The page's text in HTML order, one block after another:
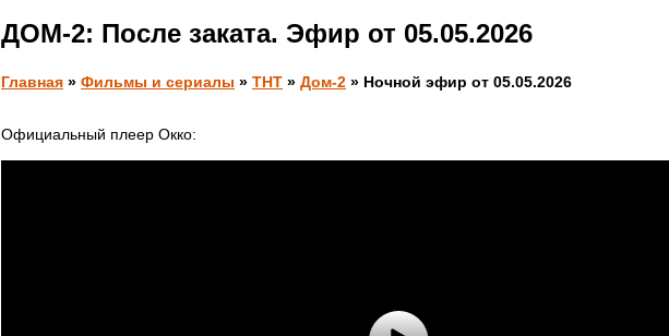
ДОМ-2: После заката. Эфир от 05.05.2026
Главная » Фильмы и сериалы » ТНТ » Дом-2 » Ночной эфир от 05.05.2026
Официальный плеер Окко: